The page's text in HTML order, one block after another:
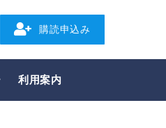
購読申込み
利用案内